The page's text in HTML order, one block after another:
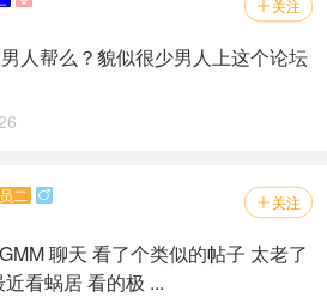
 关注
人帮么？貌似很少男人上这个论坛
 关注
二 
聊天 看了个类似的帖子 太老了
看蜗居 看的极 ...